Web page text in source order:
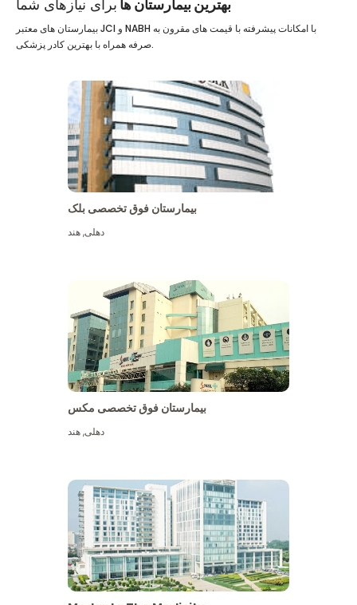
بهترین بیمارستان ها برای نیازهای شما
بیمارستان های معتبر JCI و NABH با امکانات پیشرفته با قیمت های مقرون به
صرفه همراه با بهترین کادر پزشکی.
بیمارستان فوق تخصصی بلک
دهلی,هند
بیمارستان فوق تخصصی مکس
دهلی,هند